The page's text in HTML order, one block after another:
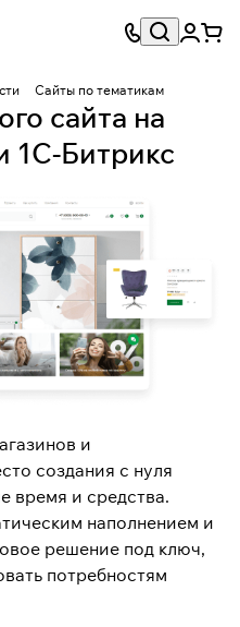
Сайты по тематикам
сайта на
1С-Битрикс
и
создания с нуля
время и средства.
наполнением и
решение под ключ,
потребностям